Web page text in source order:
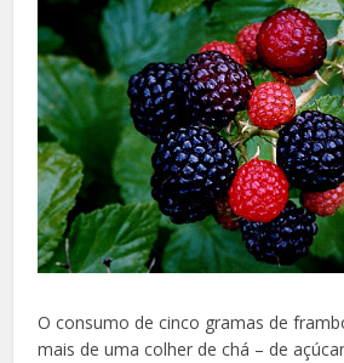
O consumo de cinco gramas de
mais de uma colher de chá – de